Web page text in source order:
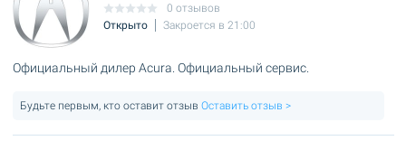
0 отзывов
Открыто
Закроется в 21:00
Официальный дилер Acura. Официальный сервис.
Будьте первым, кто оставит отзыв Оставить отзыв >